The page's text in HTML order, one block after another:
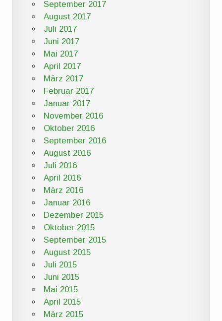
September 2017
August 2017
Juli 2017
Juni 2017
Mai 2017
April 2017
März 2017
Februar 2017
Januar 2017
November 2016
Oktober 2016
September 2016
August 2016
Juli 2016
April 2016
März 2016
Januar 2016
Dezember 2015
Oktober 2015
September 2015
August 2015
Juli 2015
Juni 2015
Mai 2015
April 2015
März 2015